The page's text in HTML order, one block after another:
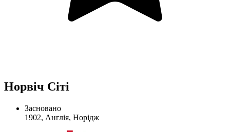
Норвіч Сіті
Засновано
1902, Англія, Норідж